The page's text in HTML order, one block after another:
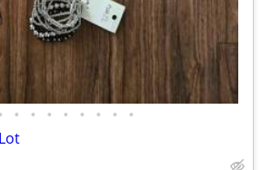
• • • • • • • •